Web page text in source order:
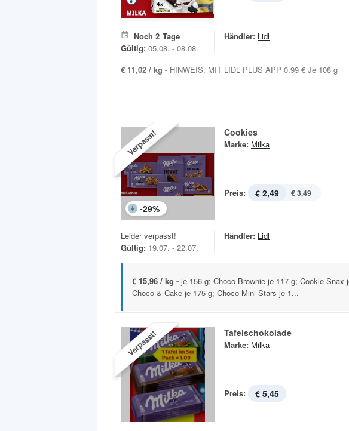
Noch 2 Tage
Gültig: 05.08. - 08.08.
Händler: Lidl
€ 11,02 / kg - HINWEIS: MIT LIDL PLUS APP 0.99 € Je 108 g
Verpasst!
-29%
Cookies
Marke: Milka
Preis: € 2,49 € 3,49
Leider verpasst!
Gültig: 19.07. - 22.07.
Händler: Lidl
€ 15,96 / kg - je 156 g; Choco Brownie je 117 g; Cookie Snax
Choco & Cake je 175 g; Choco Mini Stars je 1...
Verpasst! Tafelschokolade
Marke: Milka
Preis: € 5,45